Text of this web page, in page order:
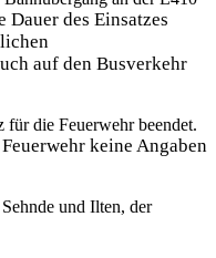
des Einsatzes
auf den Busverkehr
die Feuerwehr beendet.
keine Angaben
und Ilten, der